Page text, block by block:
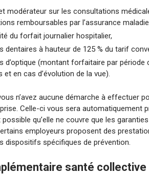
modérateur sur les consultations
remboursables par l’assurance
du forfait journalier hospitalier,
dentaires à hauteur de 125 % du tarif
d’optique (montant forfaitaire par période
et en cas d’évolution de la vue).
n’avez aucune démarche à effectuer
Celle-ci vous sera automatiquement
qu’elle ne couvre que les
employeurs proposent des
dispositifs spécifiques de prévention.
santé